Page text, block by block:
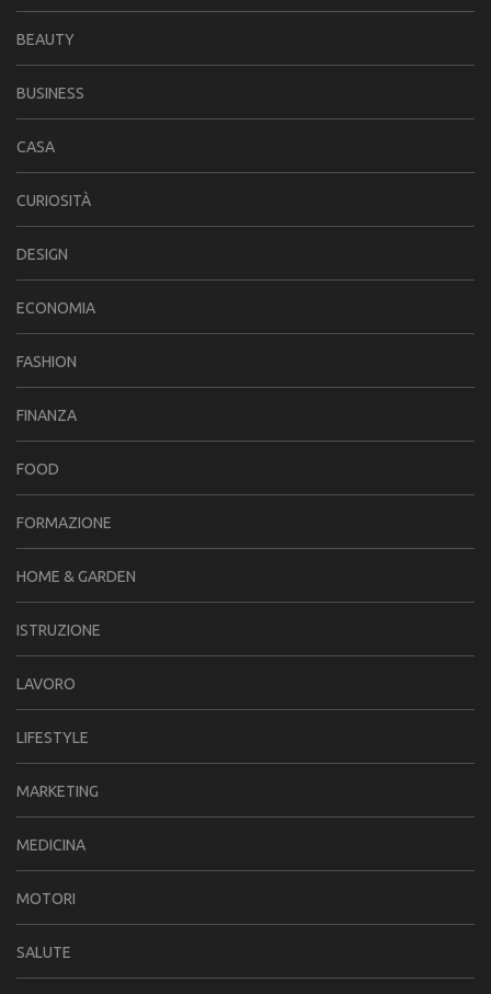
BEAUTY
BUSINESS
CASA
CURIOSITÀ
DESIGN
ECONOMIA
FASHION
FINANZA
FOOD
FORMAZIONE
HOME & GARDEN
ISTRUZIONE
LAVORO
LIFESTYLE
MARKETING
MEDICINA
MOTORI
SALUTE